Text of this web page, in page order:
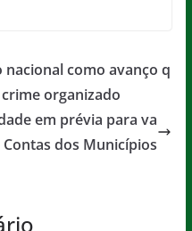
a
g
e
como avanço q
organizado
em prévia para va
dos Municípios